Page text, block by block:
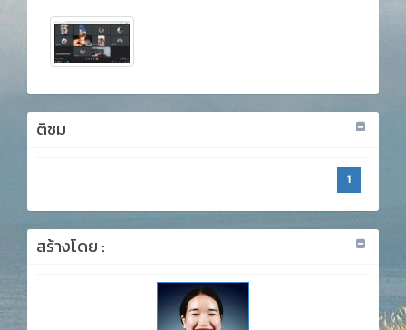
ติชม
1
สร้างโดย :